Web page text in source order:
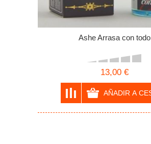
Ashe Arrasa con todo
13,00 €